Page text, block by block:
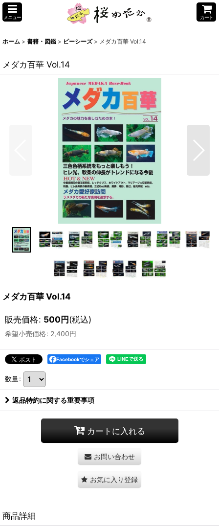
メニュー カート
ホーム > 書籍・図鑑 > ピーシーズ > メダカ百華 Vol.14
メダカ百華 Vol.14
メダカ百華 Vol.14
販売価格: 500円(税込)
希望小売価格: 2,400円
Facebookでシェア
数量:
返品特約に関する重要事項
カートに入れる
お問い合わせ
お気に入り登録
商品詳細